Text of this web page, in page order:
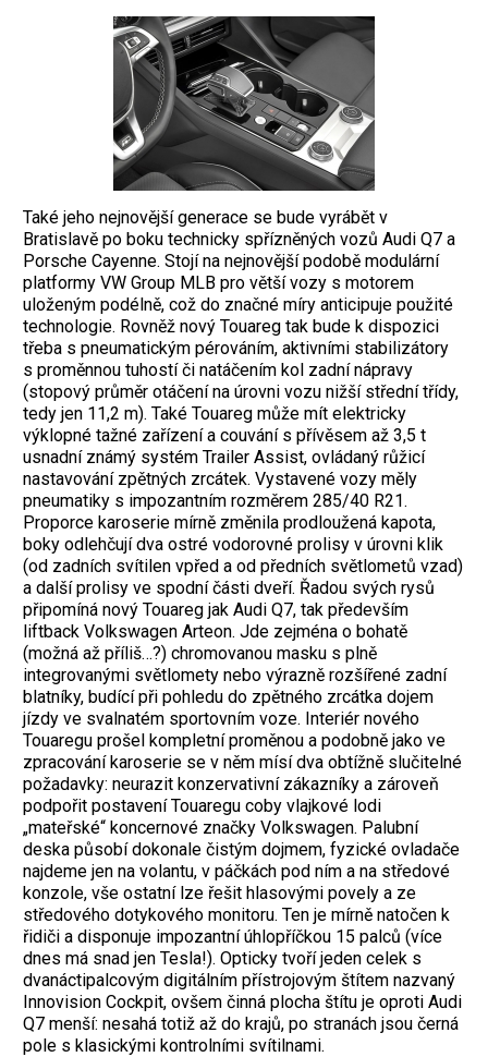
Také jeho nejnovější generace se bude vyrábět v
Bratislavě po boku technicky spřízněných vozů Audi Q7 a
Porsche Cayenne. Stojí na nejnovější podobě modulární
platformy VW Group MLB pro větší vozy s motorem
uloženým podélně, což do značné míry anticipuje použité
technologie. Rovněž nový Touareg tak bude k dispozici
třeba s pneumatickým pérováním, aktivními stabilizátory
s proměnnou tuhostí či natáčením kol zadní nápravy
(stopový průměr otáčení na úrovni vozu nižší střední třídy,
tedy jen 11,2 m). Také Touareg může mít elektricky
výklopné tažné zařízení a couvání s přívěsem až 3,5 t
usnadní známý systém Trailer Assist, ovládaný růžicí
nastavování zpětných zrcátek. Vystavené vozy měly
pneumatiky s impozantním rozměrem 285/40 R21.
Proporce karoserie mírně změnila prodloužená kapota,
boky odlehčují dva ostré vodorovné prolisy v úrovni klik
(od zadních svítilen vpřed a od předních světlometů vzad)
a další prolisy ve spodní části dveří. Řadou svých rysů
připomíná nový Touareg jak Audi Q7, tak především
liftback Volkswagen Arteon. Jde zejména o bohatě
(možná až příliš…?) chromovanou masku s plně
integrovanými světlomety nebo výrazně rozšířené zadní
blatníky, budící při pohledu do zpětného zrcátka dojem
jízdy ve svalnatém sportovním voze. Interiér nového
Touaregu prošel kompletní proměnou a podobně jako ve
zpracování karoserie se v něm mísí dva obtížně slučitelné
požadavky: neurazit konzervativní zákazníky a zároveň
podpořit postavení Touaregu coby vlajkové lodi
„mateřské“ koncernové značky Volkswagen. Palubní
deska působí dokonale čistým dojmem, fyzické ovladače
najdeme jen na volantu, v páčkách pod ním a na středové
konzole, vše ostatní lze řešit hlasovými povely a ze
středového dotykového monitoru. Ten je mírně natočen k
řidiči a disponuje impozantní úhlopříčkou 15 palců (více
dnes má snad jen Tesla!). Opticky tvoří jeden celek s
dvanáctipalcovým digitálním přístrojovým štítem nazvaný
Innovision Cockpit, ovšem činná plocha štítu je oproti Audi
Q7 menší: nesahá totiž až do krajů, po stranách jsou černá
pole s klasickými kontrolními svítilnami.